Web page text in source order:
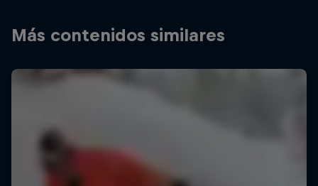
Más contenidos similares